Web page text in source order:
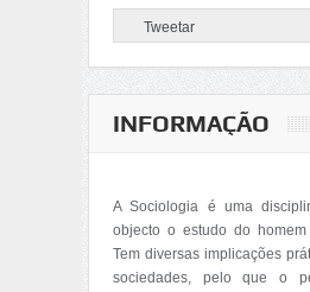
Tweetar
INFORMAÇÃO
A Sociologia é uma
objecto o estudo do
Tem diversas implicações
sociedades, pelo que o